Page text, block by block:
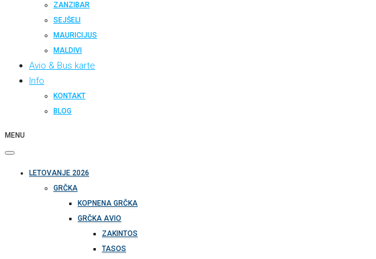
ZANZIBAR
SEJŠELI
MAURICIJUS
MALDIVI
Avio & Bus karte
Info
KONTAKT
BLOG
MENU
LETOVANJE 2026
GRČKA
KOPNENA GRČKA
GRČKA AVIO
ZAKINTOS
TASOS